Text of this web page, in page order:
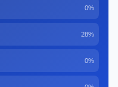
0%
28%
0%